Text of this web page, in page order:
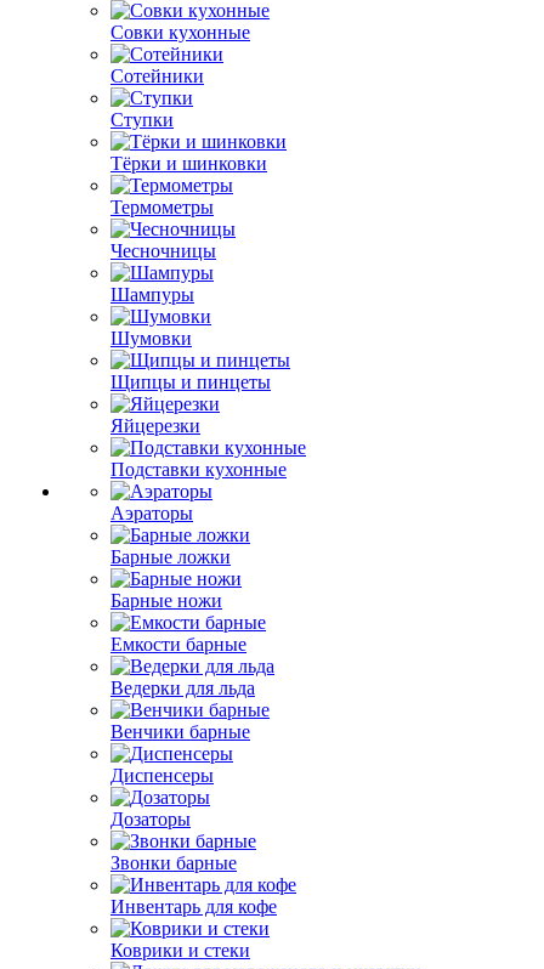
Совки кухонные
Сотейники
Ступки
Тёрки и шинковки
Термометры
Чесночницы
Шампуры
Шумовки
Щипцы и пинцеты
Яйцерезки
Подставки кухонные
Аэраторы
Барные ложки
Барные ножи
Емкости барные
Ведерки для льда
Венчики барные
Диспенсеры
Дозаторы
Звонки барные
Инвентарь для кофе
Коврики и стеки